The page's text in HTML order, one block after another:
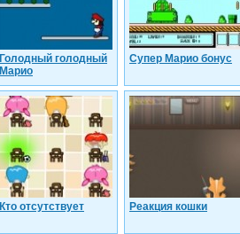
Голодный голодный
Марио
Супер Марио бонус
Кто отсутствует Реакция кошки